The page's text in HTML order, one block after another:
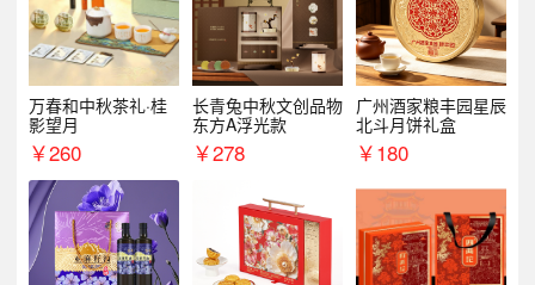
万春和中秋茶礼·桂
影望月
￥260
长青兔中秋文创品物
东方A浮光款
￥278
广州酒家粮丰园星辰
北斗月饼礼盒
￥180